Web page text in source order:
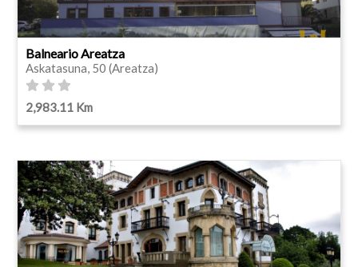
Balneario Areatza
Askatasuna, 50 (Areatza)
2,983.11 Km